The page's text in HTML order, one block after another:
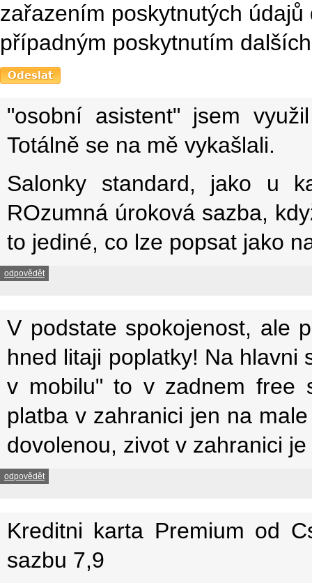
zařazením poskytnutých
případným poskytnutím
"osobní asistent" jsem
Totálně se na mě vykašlali.
Salonky standard, jako u
ROzumná úroková sazba,
to jediné, co lze popsat jako
odpovědět
V podstate spokojenost, ale
hned litaji poplatky! Na hlavni
v mobilu" to v zadnem free
platba v zahranici jen na
dovolenou, zivot v zahranici
odpovědět
Kreditni karta Premium od
sazbu 7,9